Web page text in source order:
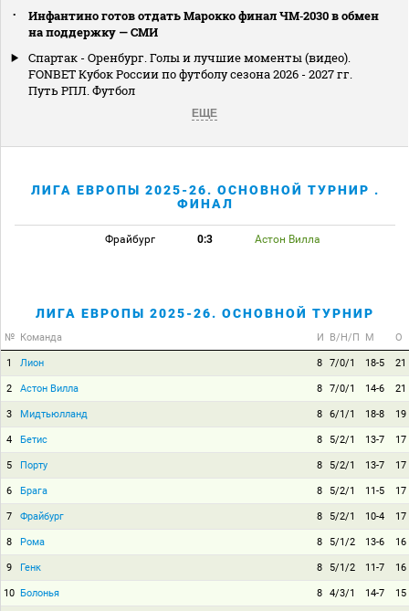
Инфантино готов отдать Марокко финал ЧМ‑2030 в обмен
на поддержку — СМИ
Спартак - Оренбург. Голы и лучшие моменты (видео).
FONBET Кубок России по футболу сезона 2026 - 2027 гг.
Путь РПЛ. Футбол
ЕЩЕ
ЛИГА ЕВРОПЫ 2025-26. ОСНОВНОЙ ТУРНИР .
ФИНАЛ
Фрайбург 0:3 Астон Вилла
ЛИГА ЕВРОПЫ 2025-26. ОСНОВНОЙ ТУРНИР
№ Команда И В/Н/П М О
1 Лион 8 7/0/1 18-5 21
2 Астон Вилла 8 7/0/1 14-6 21
3 Мидтьюлланд 8 6/1/1 18-8 19
4 Бетис 8 5/2/1 13-7 17
5 Порту 8 5/2/1 13-7 17
6 Брага 8 5/2/1 11-5 17
7 Фрайбург 8 5/2/1 10-4 17
8 Рома 8 5/1/2 13-6 16
9 Генк 8 5/1/2 11-7 16
10 Болонья 8 4/3/1 14-7 15